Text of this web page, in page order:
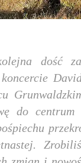
dość
koncercie
do